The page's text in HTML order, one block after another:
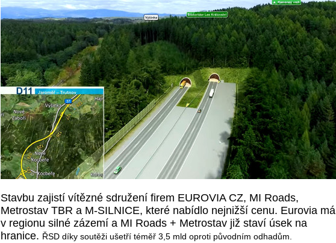
Stavbu zajistí vítězné sdružení firem EUROVIA CZ, MI Roads,
Metrostav TBR a M-SILNICE, které nabídlo nejnižší cenu. Eurovia má
v regionu silné zázemí a MI Roads + Metrostav již staví úsek na
hranice. ŘSD díky soutěži ušetří téměř 3,5 mld oproti původním odhadům.